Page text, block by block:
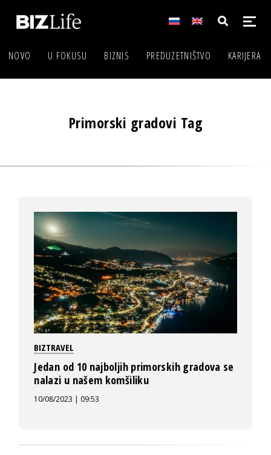
NOVO U FOKUSU BIZNIS PREDUZETNIŠTVO KARIJERA
Primorski gradovi Tag
BIZTRAVEL
Jedan od 10 najboljih primorskih gradova se
nalazi u našem komšiliku
10/08/2023 | 09:53